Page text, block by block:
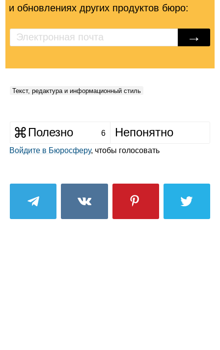
и обновлениях других продуктов бюро:
→
Текст, редактура и информационный стиль
Полезно 6 Непонятно
Войдите в Бюросферу, чтобы голосовать